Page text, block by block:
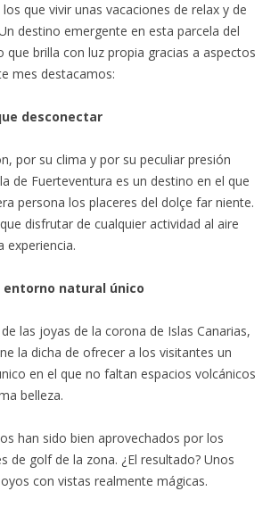
que vivir unas vacaciones de relax y de
destino emergente en esta parcela del
brilla con luz propia gracias a aspectos
mes destacamos:
desconectar
por su clima y por su peculiar presión
de Fuerteventura es un destino en el que
persona los placeres del dolçe far niente.
disfrutar de cualquier actividad al aire
experiencia.
entorno natural único
las joyas de la corona de Islas Canarias,
la dicha de ofrecer a los visitantes un
en el que no faltan espacios volcánicos
belleza.
han sido bien aprovechados por los
de golf de la zona. ¿El resultado? Unos
con vistas realmente mágicas.